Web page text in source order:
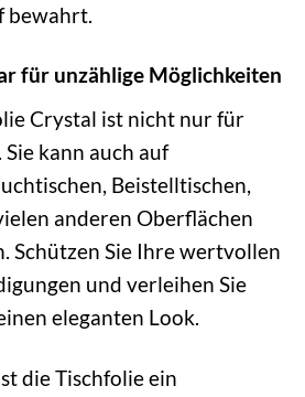
bewahrt.
für unzählige Möglichkeiten
Crystal ist nicht nur für
Sie kann auch auf
Beistelltischen,
anderen Oberflächen
Schützen Sie Ihre wertvollen
und verleihen Sie
eleganten Look.
die Tischfolie ein